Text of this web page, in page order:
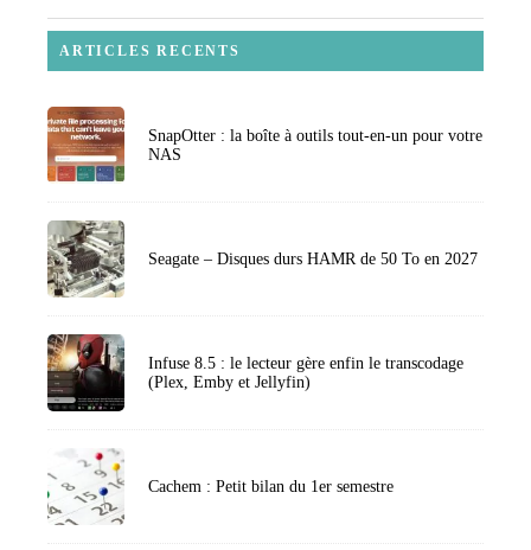
ARTICLES RECENTS
SnapOtter : la boîte à outils tout-en-un pour votre
NAS
Seagate – Disques durs HAMR de 50 To en 2027
Infuse 8.5 : le lecteur gère enfin le transcodage
(Plex, Emby et Jellyfin)
Cachem : Petit bilan du 1er semestre